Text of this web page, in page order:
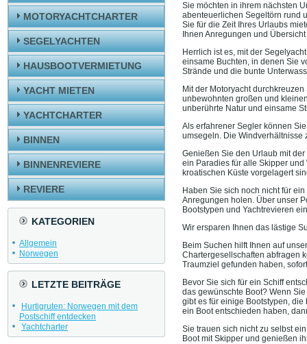
MOTORYACHTCHARTER
SEGELYACHTEN
HAUSBOOTVERMIETUNG
YACHT MIETEN
YACHTCHARTER
BINNEN
BINNENREVIERE
REVIERE
KATEGORIEN
Allgemein
Norwegen
LETZTE BEITRÄGE
Hurtigruten: Norwegen mit dem
Postschiff entdecken
Yachtcharter
Sie möchten in ihrem nächsten
abenteuerlichen Segeltörn rund
Sie für die Zeit Ihres Urlaubs
Ihnen Anregungen und
Herrlich ist es, mit der
einsame Buchten, in denen Sie
Strände und die bunte
Mit der Motoryacht
unbewohnten großen und
unberührte Natur und einsame
Als erfahrener Segler können
umsegeln. Die Windverhältnisse
Genießen Sie den Urlaub mit
ein Paradies für alle Skipper
kroatischen Küste vorgelagert
Haben Sie sich noch nicht für
Anregungen holen. Über unser
Bootstypen und Yachtrevieren
Wir ersparen Ihnen das lästige
Beim Suchen hilft Ihnen auf
Chartergesellschaften abfragen
Traumziel gefunden haben,
Bevor Sie sich für ein Schiff
das gewünschte Boot? Wenn
gibt es für einige Bootstypen,
ein Boot entschieden haben,
Sie trauen sich nicht zu selbst
Boot mit Skipper und genießen